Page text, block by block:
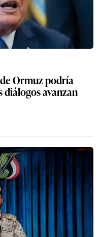
Ormuz podría
avanzan